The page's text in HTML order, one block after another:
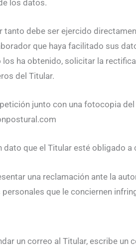
los datos.
debe ser ejercido
que haya facilitado sus
ha obtenido, solicitar la
del Titular.
junto con una fotocopia
que el Titular esté obligado
una reclamación ante la
que le conciernen
un correo al Titular, escribe